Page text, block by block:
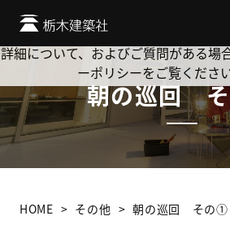
朝の巡回
HOME その他 朝の巡回 その①
Cookie を使用して、お客様の活動を
か? 当社ではお客様のプライバシーを
詳細について、およびご質問がある場
ーポリシーをご覧ください